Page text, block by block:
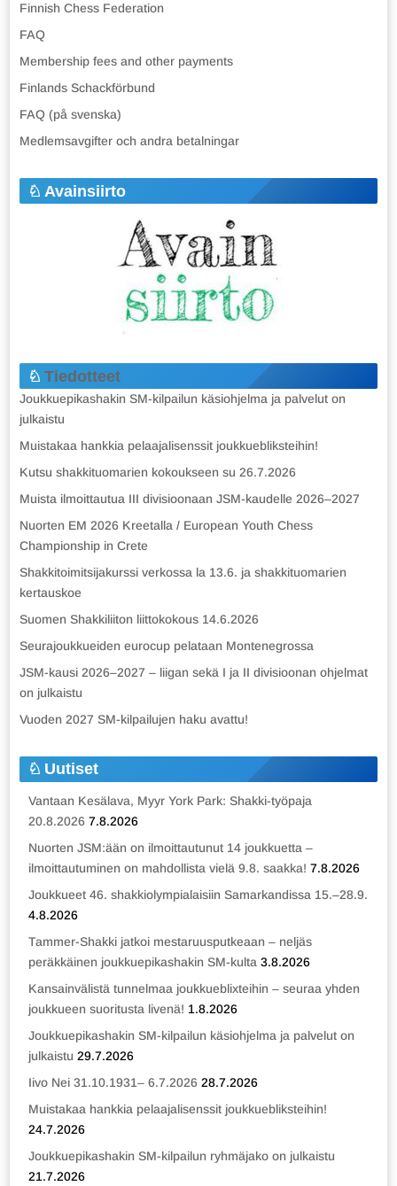
Finnish Chess Federation
FAQ
Membership fees and other payments
Finlands Schackförbund
FAQ (på svenska)
Medlemsavgifter och andra betalningar
Avainsiirto
Tiedotteet
Joukkuepikashakin SM-kilpailun käsiohjelma ja palvelut on
julkaistu
Muistakaa hankkia pelaajalisenssit joukkuebliksteihin!
Kutsu shakkituomarien kokoukseen su 26.7.2026
Muista ilmoittautua III divisioonaan JSM-kaudelle 2026–2027
Nuorten EM 2026 Kreetalla / European Youth Chess
Championship in Crete
Shakkitoimitsijakurssi verkossa la 13.6. ja shakkituomarien
kertauskoe
Suomen Shakkiliiton liittokokous 14.6.2026
Seurajoukkueiden eurocup pelataan Montenegrossa
JSM-kausi 2026–2027 – liigan sekä I ja II divisioonan ohjelmat
on julkaistu
Vuoden 2027 SM-kilpailujen haku avattu!
Uutiset
Vantaan Kesälava, Myyr York Park: Shakki-työpaja
20.8.2026 7.8.2026
Nuorten JSM:ään on ilmoittautunut 14 joukkuetta –
ilmoittautuminen on mahdollista vielä 9.8. saakka! 7.8.2026
Joukkueet 46. shakkiolympialaisiin Samarkandissa 15.–28.9.
4.8.2026
Tammer-Shakki jatkoi mestaruusputkeaan – neljäs
peräkkäinen joukkuepikashakin SM-kulta 3.8.2026
Kansainvälistä tunnelmaa joukkueblixteihin – seuraa yhden
joukkueen suoritusta livenä! 1.8.2026
Joukkuepikashakin SM-kilpailun käsiohjelma ja palvelut on
julkaistu 29.7.2026
Iivo Nei 31.10.1931– 6.7.2026 28.7.2026
Muistakaa hankkia pelaajalisenssit joukkuebliksteihin!
24.7.2026
Joukkuepikashakin SM-kilpailun ryhmäjako on julkaistu
21.7.2026